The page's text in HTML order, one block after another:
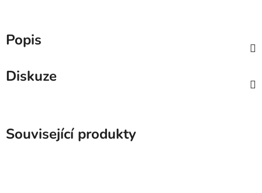
Popis
Diskuze
Související produkty